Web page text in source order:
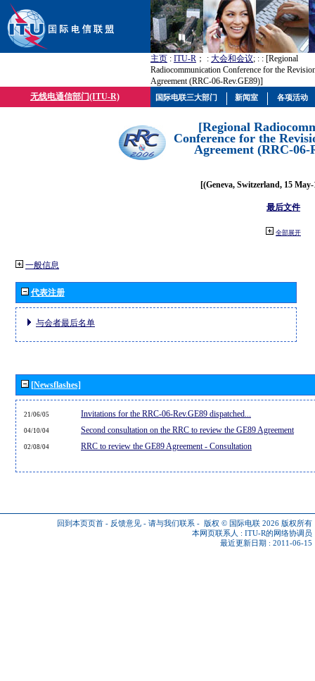
主页 : ITU-R ； : 大会和会议; : : [Regional
Radiocommunication Conference for the
Agreement (RRC-06-Rev.GE89)]
无线电通信部门(ITU-R)
[Regional
Conference for the
Agreement (RRC-06-
[(Geneva, Switzerland, 15
最后文件
全部展开
一般信息
代表注册
与会者最后名单
[Newsflashes]
21/06/05 Invitations for the RRC-06-Rev.GE89 dispatched...
04/10/04 Second consultation on the RRC to review the GE89 Agreement
02/08/04 RRC to review the GE89 Agreement - Consultation
回到本页页首 - 反馈意见 - 请与我们联系 - 版权 © 国际电联 2026 版权所有
本网页联系人 : ITU-R的网络协调员
最近更新日期 : 2011-06-15
国际电联三大部门 新闻室 各项活动